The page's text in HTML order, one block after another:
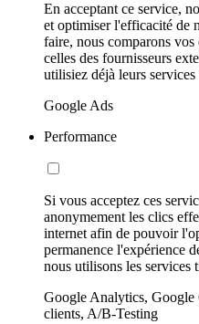
En acceptant ce service,
et optimiser l'efficacité de
faire, nous comparons vos
celles des fournisseurs
utilisiez déjà leurs services
Google Ads
Performance
Si vous acceptez ces
anonymement les clics
internet afin de pouvoir
permanence l'expérience
nous utilisons les services
Google Analytics,
clients, A/B-Testing